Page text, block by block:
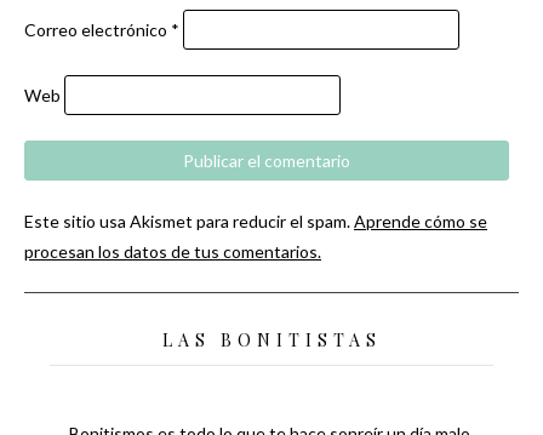
Correo electrónico *
Web
Este sitio usa Akismet para reducir el spam.Aprende cómo se
procesan los datos de tus comentarios.
LAS BONITISTAS